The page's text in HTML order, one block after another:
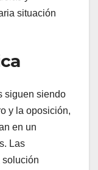
situación
siguen siendo
y la oposición,
en un
Las
solución